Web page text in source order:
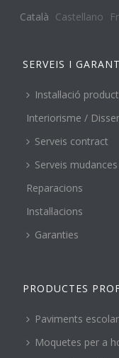
Català Castellano
SERVEIS I
Instal·lació
Interiorisme /
Serveis contract
Serveis
Reparacions
Instal·lacions
Garanties
PRODUCTES
Paviments
Moquetes per a